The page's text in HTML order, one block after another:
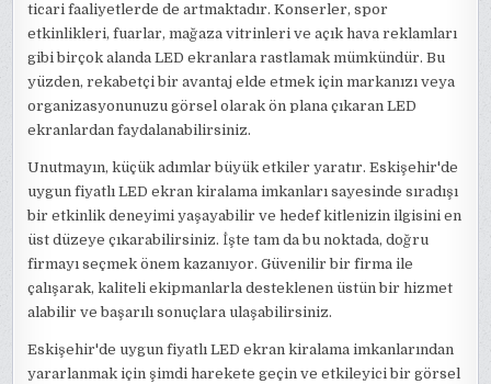
ticari faaliyetlerde de artmaktadır. Konserler, spor
etkinlikleri, fuarlar, mağaza vitrinleri ve açık hava reklamları
gibi birçok alanda LED ekranlara rastlamak mümkündür. Bu
yüzden, rekabetçi bir avantaj elde etmek için markanızı veya
organizasyonunuzu görsel olarak ön plana çıkaran LED
ekranlardan faydalanabilirsiniz.
Unutmayın, küçük adımlar büyük etkiler yaratır. Eskişehir'de
uygun fiyatlı LED ekran kiralama imkanları sayesinde sıradışı
bir etkinlik deneyimi yaşayabilir ve hedef kitlenizin ilgisini en
üst düzeye çıkarabilirsiniz. İşte tam da bu noktada, doğru
firmayı seçmek önem kazanıyor. Güvenilir bir firma ile
çalışarak, kaliteli ekipmanlarla desteklenen üstün bir hizmet
alabilir ve başarılı sonuçlara ulaşabilirsiniz.
Eskişehir'de uygun fiyatlı LED ekran kiralama imkanlarından
yararlanmak için şimdi harekete geçin ve etkileyici bir görsel